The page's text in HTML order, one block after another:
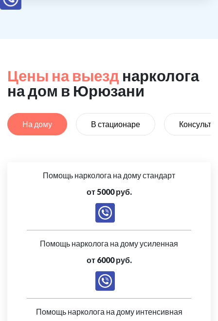
Цены на выезд нарколога
на дом в Юрюзани
На дому В стационаре
Помощь нарколога на дому стандарт
от 5000 руб.
Помощь нарколога на дому усиленная
от 6000 руб.
Помощь нарколога на дому интенсивная